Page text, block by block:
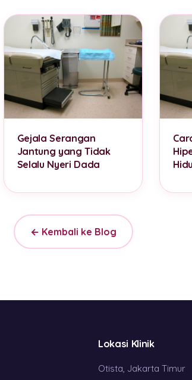
Gejala Serangan
Jantung yang Tidak
Selalu Nyeri Dada
← Kembali ke Blog
Lokasi Klinik
Otista, Jakarta Timur